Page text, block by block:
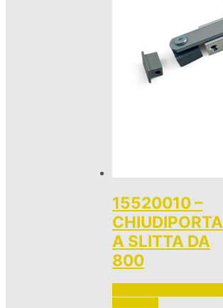
15520010 –
CHIUDIPORTA
A SLITTA DA
800